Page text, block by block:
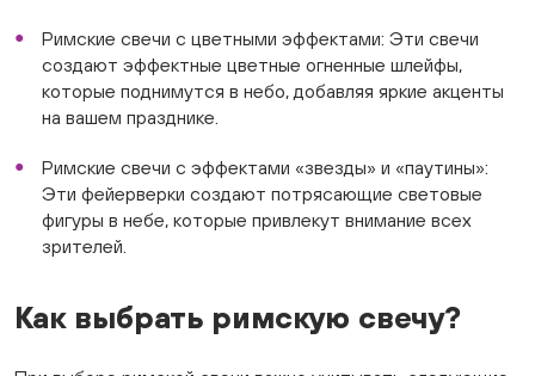
Римские свечи с цветными эффектами: Эти свечи
создают эффектные цветные огненные шлейфы,
которые поднимутся в небо, добавляя яркие акценты
на вашем празднике.
Римские свечи с эффектами «звезды» и «паутины»:
Эти фейерверки создают потрясающие световые
фигуры в небе, которые привлекут внимание всех
зрителей.
Как выбрать римскую свечу?